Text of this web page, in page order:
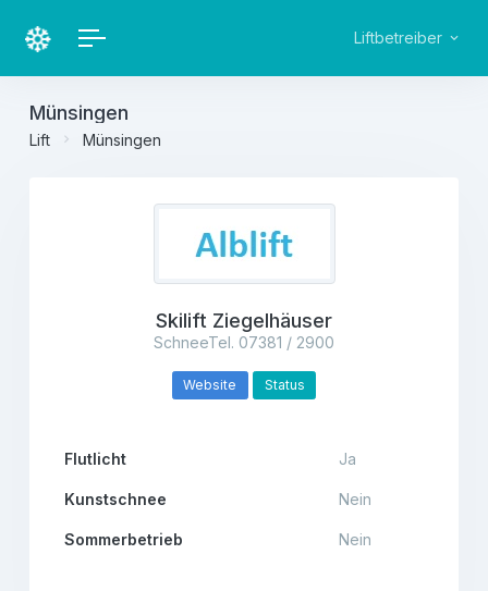
Liftbetreiber
Münsingen
Lift Münsingen
Skilift Ziegelhäuser
SchneeTel. 07381 / 2900
Website Status
Flutlicht Ja
Kunstschnee Nein
Sommerbetrieb Nein